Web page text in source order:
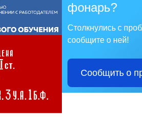
фонарь?
Столкнулись с
сообщите о ней!
Сообщить о